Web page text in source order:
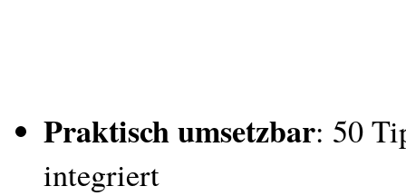
Praktisch umsetzbar: 50
integriert